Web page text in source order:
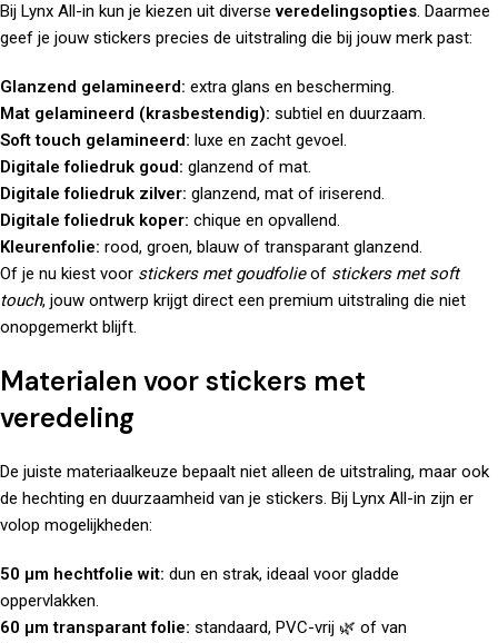
Bij Lynx All-in kun je kiezen uit diverseveredelingsopties. Daarmee
geef je jouw stickers precies de uitstraling die bij jouw merk past:
Glanzend gelamineerd: extra glans en bescherming.
Mat gelamineerd (krasbestendig): subtiel en duurzaam.
Soft touch gelamineerd: luxe en zacht gevoel.
Digitale foliedruk goud: glanzend of mat.
Digitale foliedruk zilver: glanzend, mat of iriserend.
Digitale foliedruk koper: chique en opvallend.
Kleurenfolie: rood, groen, blauw of transparant glanzend.
Of je nu kiest voor stickers met goudfolieof stickers met soft
touch, jouw ontwerp krijgt direct een premium uitstraling die niet
onopgemerkt blijft.
Materialen voor stickers met
veredeling
De juiste materiaalkeuze bepaalt niet alleen de uitstraling, maar ook
de hechting en duurzaamheid van je stickers. Bij Lynx All-in zijn er
volop mogelijkheden:
50 µm hechtfolie wit: dun en strak, ideaal voor gladde
oppervlakken.
60 µm transparant folie: standaard, PVC-vrij 🌿 of van